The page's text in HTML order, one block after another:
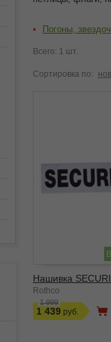
Погоны,
Всего: 1 шт.
Сортировка по:
Нашивка
Rothco
1 999
1 439